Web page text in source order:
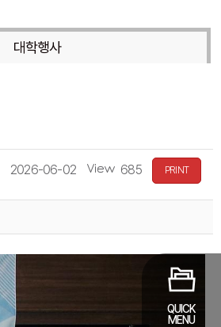
QUICK
MENU
대학행사
등
자
2026-06-02
조
685 PRINT